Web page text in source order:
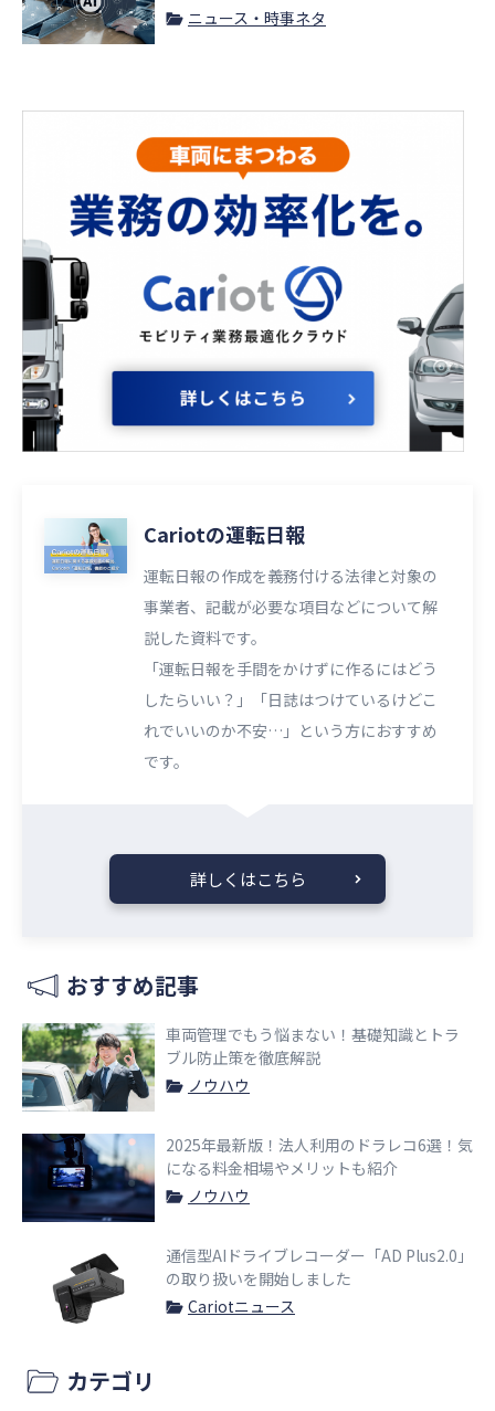
ニュース・時事ネタ
Cariotの運転日報
運転日報の作成を義務付ける法律と対象の
事業者、記載が必要な項目などについて解
説した資料です。
「運転日報を手間をかけずに作るにはどう
したらいい？」「日誌はつけているけどこ
れでいいのか不安…」という方におすすめ
です。
詳しくはこちら
おすすめ記事
車両管理でもう悩まない！基礎知識とトラ
ブル防止策を徹底解説
ノウハウ
2025年最新版！法人利用のドラレコ6選！気
になる料金相場やメリットも紹介
ノウハウ
通信型AIドライブレコーダー「AD Plus2.0」
の取り扱いを開始しました
Cariotニュース
カテゴリ